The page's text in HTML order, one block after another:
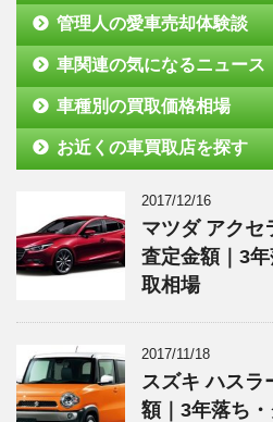
管理人の愛車売却体験談
車関連の気になるニュース
車種別の買取価格相場
お近くの車買取店を探す
2017/12/16
マツダ アクセ
査定金額｜3
取相場
2017/11/18
スズキ ハスラ
額｜3年落ち